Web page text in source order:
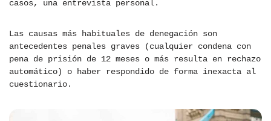
casos, una entrevista personal.
Las causas más habituales de denegación son
antecedentes penales graves (cualquier condena con
pena de prisión de 12 meses o más resulta en rechazo
automático) o haber respondido de forma inexacta al
cuestionario.